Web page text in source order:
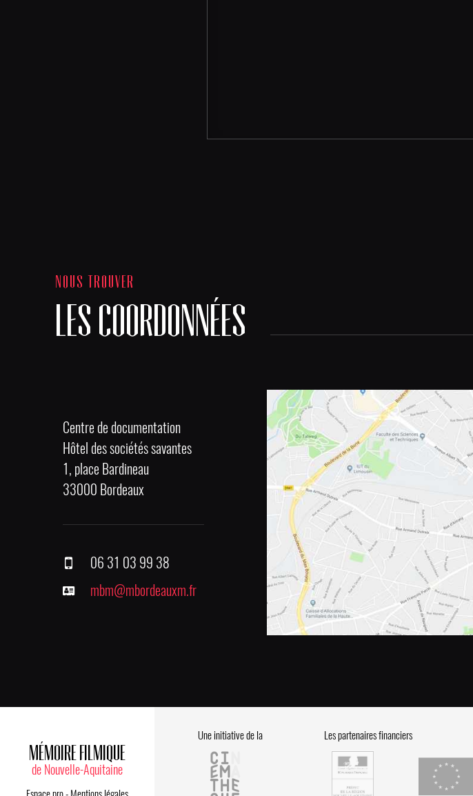
NOUS TROUVER
LES COORDONNÉES
Centre de documentation
Hôtel des sociétés savantes
1, place Bardineau
33000 Bordeaux
06 31 03 99 38
mbm@mbordeauxm.fr
MÉMOIRE FILMIQUE
de Nouvelle-Aquitaine
Une initiative de la Les partenaires financiers